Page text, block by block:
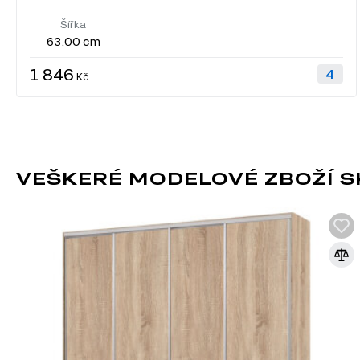
Šířka
63.00 cm
1 846 Kč
VEŠKERÉ MODELOVÉ